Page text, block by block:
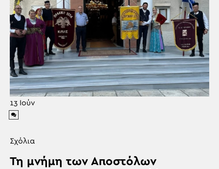
13 Ιούν
Σχόλια
Τη μνήμη των Αποστόλων